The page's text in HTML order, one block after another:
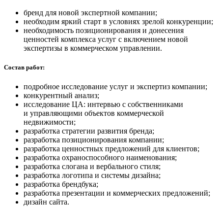
бренд для новой экспертной компании;
необходим яркий старт в условиях зрелой конкуренции;
необходимость позиционирования и донесения
ценностей комплекса услуг с включением новой
экспертизы в коммерческом управлении.
Состав работ:
подробное исследование услуг и экспертиз компании;
конкурентный анализ;
исследование ЦА: интервью с собственниками
и управляющими объектов коммерческой
недвижимости;
разработка стратегии развития бренда;
разработка позиционирования компании;
разработка ценностных предложений для клиентов;
разработка охраноспособного наименования;
разработка слогана и вербального стиля;
разработка логотипа и системы дизайна;
разработка брендбука;
разработка презентации и коммерческих предложений;
дизайн сайта.